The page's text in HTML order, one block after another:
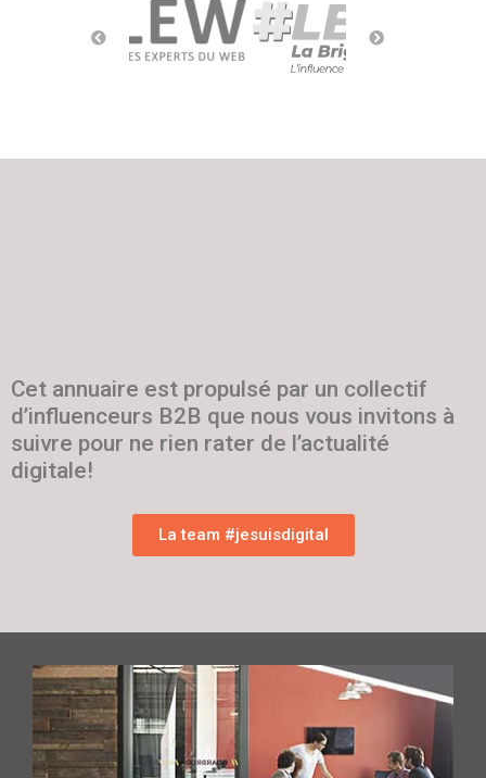
Cet annuaire est propulsé par un collectif
d’influenceurs B2B que nous vous invitons à
suivre pour ne rien rater de l’actualité
digitale!
La team #jesuisdigital